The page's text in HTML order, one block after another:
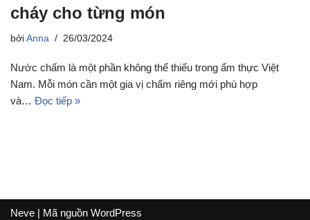
cháy cho từng món
bởi Anna 26/03/2024
Nước chấm là một phần không thể thiếu trong ẩm thực Việt
Nam. Mỗi món cần một gia vị chấm riêng mới phù hợp
và… Đọc tiếp »
Neve | Mã nguồn WordPress